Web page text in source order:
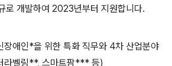
로 개발하여 2023년부터 지원합니다.
애인*을 위한 특화 직무와 4차 산업분야
라벨링**, 스마트팜*** 등)